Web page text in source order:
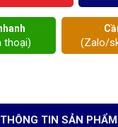
thoại) (Zalo/
THÔNG TIN SẢN PHẨM